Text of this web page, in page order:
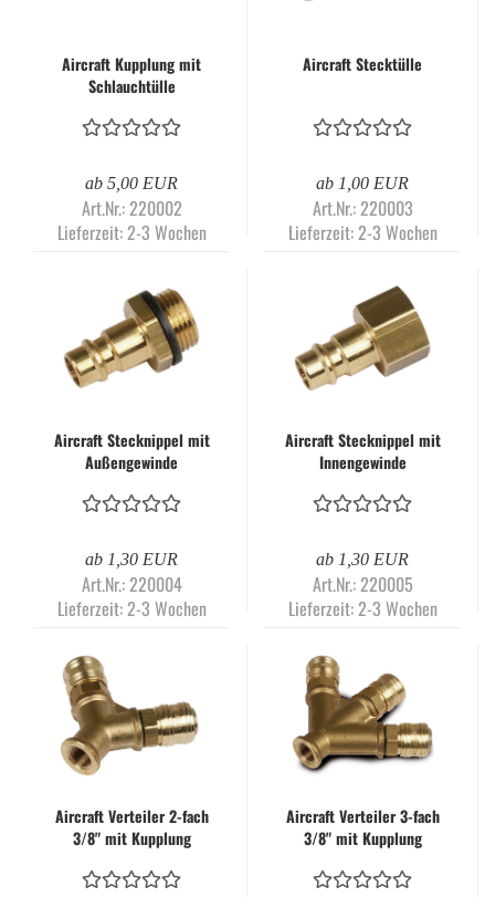
Aircraft Kupplung mit
Schlauchtülle
ab 5,00 EUR
Art.Nr.: 220002
Lieferzeit:2-3 Wochen
Aircraft Stecktülle
ab 1,00 EUR
Art.Nr.: 220003
Lieferzeit:2-3 Wochen
Aircraft Stecknippel mit
Außengewinde
ab 1,30 EUR
Art.Nr.: 220004
Lieferzeit:2-3 Wochen
Aircraft Stecknippel mit
Innengewinde
ab 1,30 EUR
Art.Nr.: 220005
Lieferzeit:2-3 Wochen
Aircraft Verteiler 2-fach
3/8" mit Kupplung
Aircraft Verteiler 3-fach
3/8" mit Kupplung